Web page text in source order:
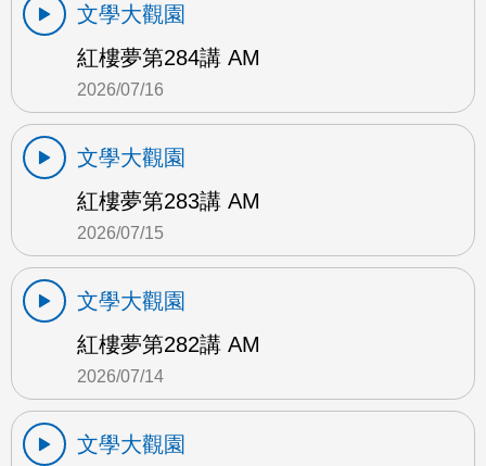
文學大觀園
紅樓夢第284講 AM
2026/07/16
文學大觀園
紅樓夢第283講 AM
2026/07/15
文學大觀園
紅樓夢第282講 AM
2026/07/14
文學大觀園